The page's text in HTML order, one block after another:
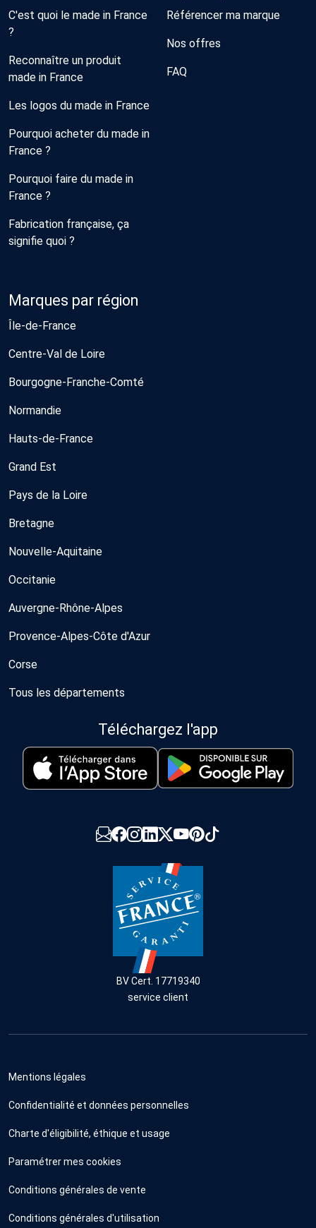
C'est quoi le made in France
?
Reconnaître un produit
made in France
Les logos du made in France
Pourquoi acheter du made in
France ?
Pourquoi faire du made in
France ?
Fabrication française, ça
signifie quoi ?
Référencer ma marque
Nos offres
FAQ
Marques par région
Île-de-France
Centre-Val de Loire
Bourgogne-Franche-Comté
Normandie
Hauts-de-France
Grand Est
Pays de la Loire
Bretagne
Nouvelle-Aquitaine
Occitanie
Auvergne-Rhône-Alpes
Provence-Alpes-Côte d'Azur
Corse
Tous les départements
Téléchargez l'app
BV Cert. 17719340
service client
Mentions légales
Confidentialité et données personnelles
Charte d'éligibilité, éthique et usage
Paramétrer mes cookies
Conditions générales de vente
Conditions générales d'utilisation